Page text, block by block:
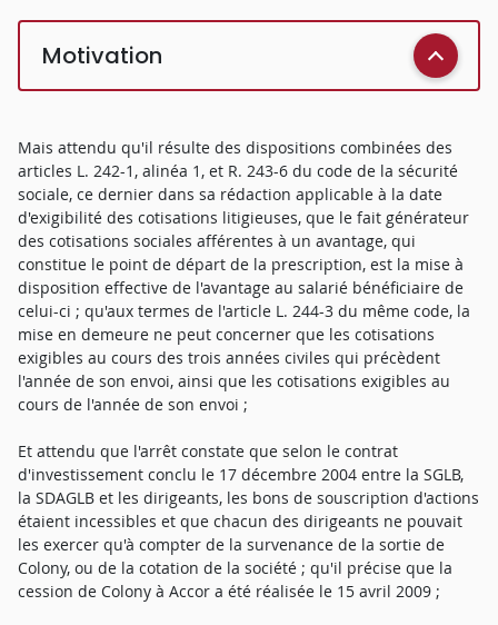
Motivation
Mais attendu qu'il résulte des dispositions combinées des
articles L. 242-1, alinéa 1, et R. 243-6 du code de la sécurité
sociale, ce dernier dans sa rédaction applicable à la date
d'exigibilité des cotisations litigieuses, que le fait générateur
des cotisations sociales afférentes à un avantage, qui
constitue le point de départ de la prescription, est la mise à
disposition effective de l'avantage au salarié bénéficiaire de
celui-ci ; qu'aux termes de l'article L. 244-3 du même code, la
mise en demeure ne peut concerner que les cotisations
exigibles au cours des trois années civiles qui précèdent
l'année de son envoi, ainsi que les cotisations exigibles au
cours de l'année de son envoi ;
Et attendu que l'arrêt constate que selon le contrat
d'investissement conclu le 17 décembre 2004 entre la SGLB,
la SDAGLB et les dirigeants, les bons de souscription d'actions
étaient incessibles et que chacun des dirigeants ne pouvait
les exercer qu'à compter de la survenance de la sortie de
Colony, ou de la cotation de la société ; qu'il précise que la
cession de Colony à Accor a été réalisée le 15 avril 2009 ;